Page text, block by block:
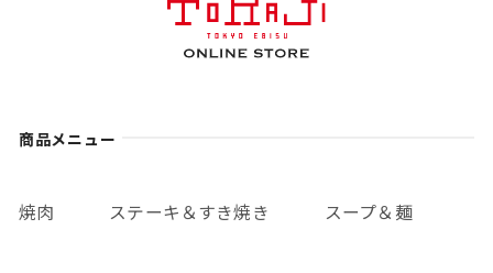
商品メニュー
焼肉 ステーキ＆すき焼き スープ＆麺